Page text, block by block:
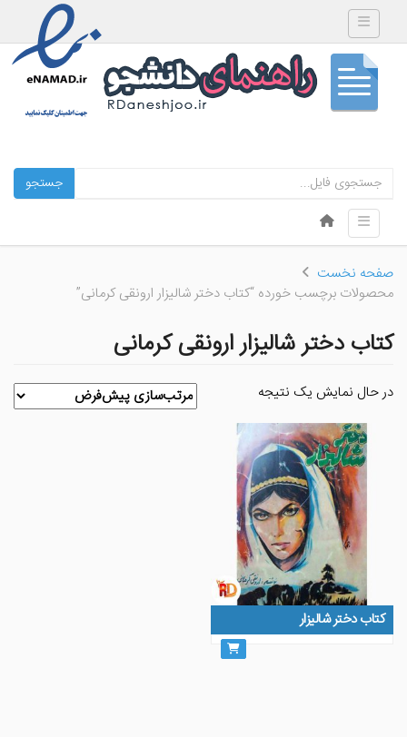
Toggle navigation
جستجو
Menu
Skip to content
Toggle navigation
صفحه نخست
محصولات برچسب خورده “کتاب دختر شالیزار ارونقی کرمانی”
کتاب دختر شالیزار ارونقی کرمانی
در حال نمایش یک نتیجه
کتاب دختر شالیزار